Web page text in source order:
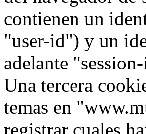
contienen un
"user-id") y un
adelante
Una tercera
temas en
registrar cuales